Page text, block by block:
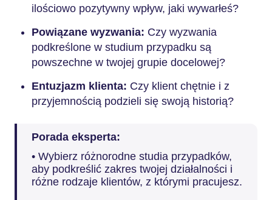
ilościowo pozytywny wpływ, jaki wywarłeś?
Powiązane wyzwania: Czy wyzwania
podkreślone w studium przypadku są
powszechne w twojej grupie docelowej?
Entuzjazm klienta: Czy klient chętnie i z
przyjemnością podzieli się swoją historią?
Porada eksperta:
• Wybierz różnorodne studia przypadków,
aby podkreślić zakres twojej działalności i
różne rodzaje klientów, z którymi pracujesz.